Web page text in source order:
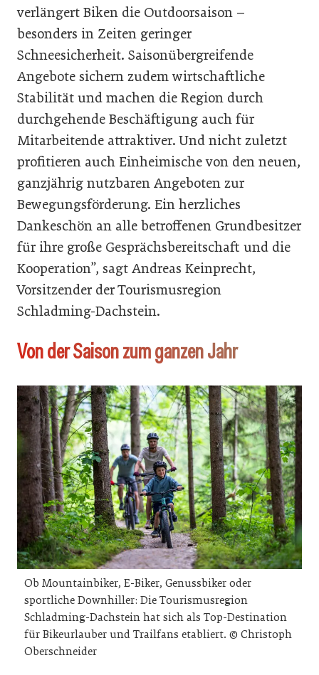
verlängert Biken die Outdoorsaison –
besonders in Zeiten geringer
Schneesicherheit. Saisonübergreifende
Angebote sichern zudem wirtschaftliche
Stabilität und machen die Region durch
durchgehende Beschäftigung auch für
Mitarbeitende attraktiver. Und nicht zuletzt
profitieren auch Einheimische von den neuen,
ganzjährig nutzbaren Angeboten zur
Bewegungsförderung. Ein herzliches
Dankeschön an alle betroffenen Grundbesitzer
für ihre große Gesprächsbereitschaft und die
Kooperation”, sagt Andreas Keinprecht,
Vorsitzender der Tourismusregion
Schladming-Dachstein.
Von der Saison zum ganzen Jahr
Ob Mountainbiker, E-Biker, Genussbiker oder
sportliche Downhiller: Die Tourismusregion
Schladming-Dachstein hat sich als Top-Destination
für Bikeurlauber und Trailfans etabliert. © Christoph
Oberschneider